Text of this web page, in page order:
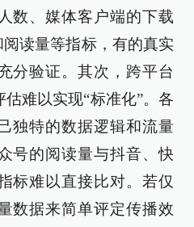
数、媒体客户端的下载
读量等指标，有的真实
分验证。其次，跨平台
难以实现“标准化”。各
独特的数据逻辑和流量
号的阅读量与抖音、快
标难以直接比对。若仅
数据来简单评定传播效